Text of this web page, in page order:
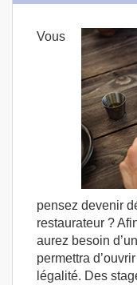
Vous
pensez devenir
restaurateur ?
aurez besoin
permettra
légalité. Des